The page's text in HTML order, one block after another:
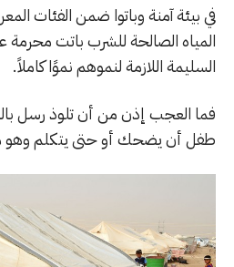
في بيئة آمنة وباتوا ضمن الفئات
المياه الصالحة للشرب باتت محرمة
السليمة اللازمة لنموهم نموًا كاملاً.
فما العجب إذن من أن تلوذ رسل
طفل أن يضحك أو حتى يتكلم وهو